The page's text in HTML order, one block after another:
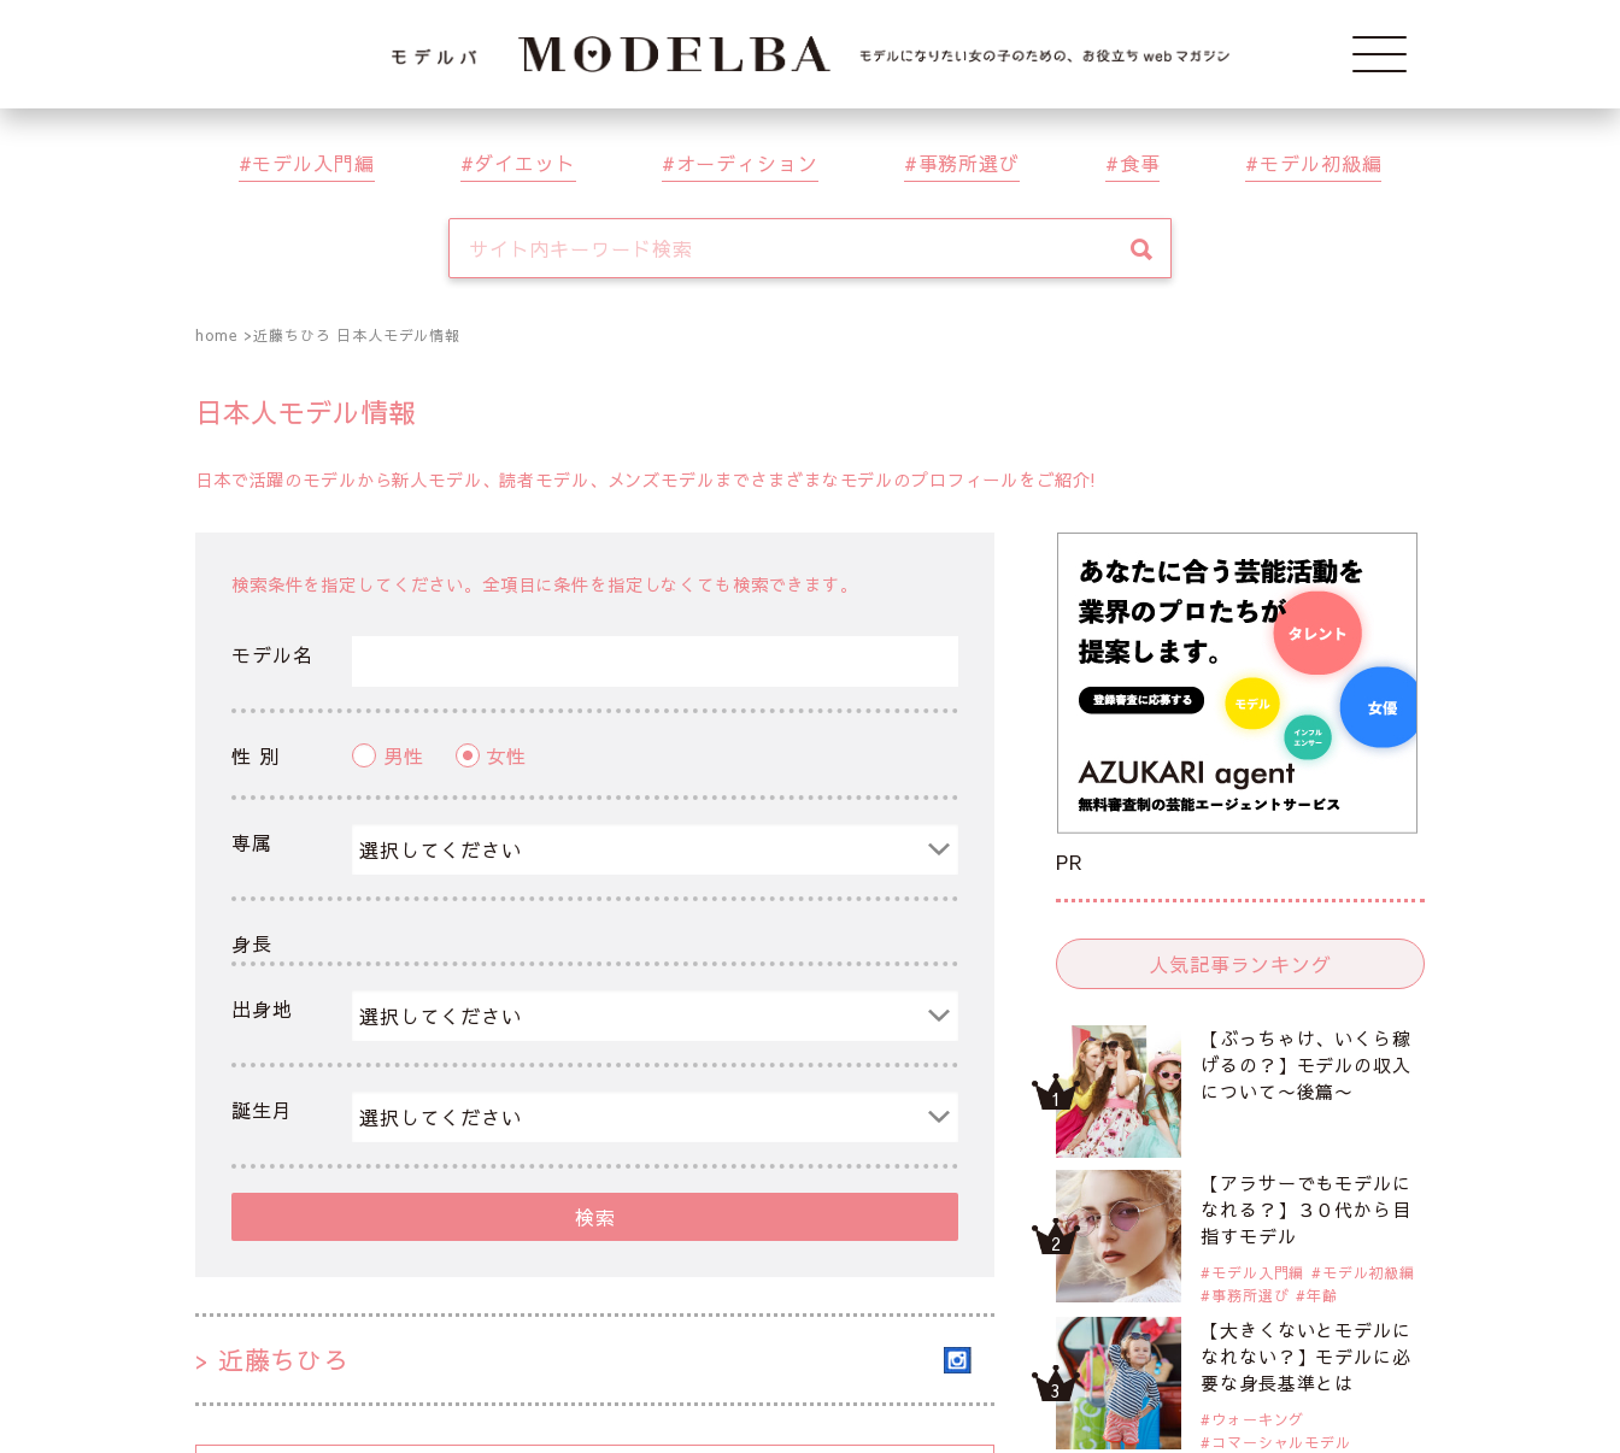
Modelba
モデル入門編 ダイエット オーディション 事務所選び 食事 モデル初級編
home 近藤ちひろ 日本人モデル情報
日本人モデル情報
日本で活躍のモデルから新人モデル、読者モデル、メンズモデルまでさまざまなモデルのプロフィールをご紹介!
検索条件を指定してください。全項目に条件を指定しなくても検索できます。
モデル名
性 別 男性 女性
専属
身長
出身地
誕生月
検索
近藤ちひろ
PR
人気記事ランキング
【ぶっちゃけ、いくら稼
げるの？】モデルの収入
について〜後篇〜
【アラサーでもモデルに
なれる？】３０代から目
指すモデル
モデル入門編
モデル初級編
事務所選び
年齢
【大きくないとモデルに
なれない？】モデルに必
要な身長基準とは
ウォーキング
コマーシャルモデル